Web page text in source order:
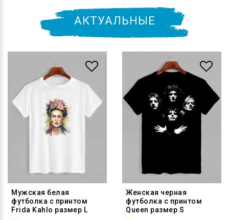
АКТУАЛЬНЫЕ
Мужская белая
футболка с принтом
Frida Kahlo размер L
Женская черная
футболка с принтом
Queen размер S